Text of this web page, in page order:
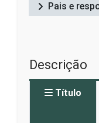
Pais e
Descrição
Título